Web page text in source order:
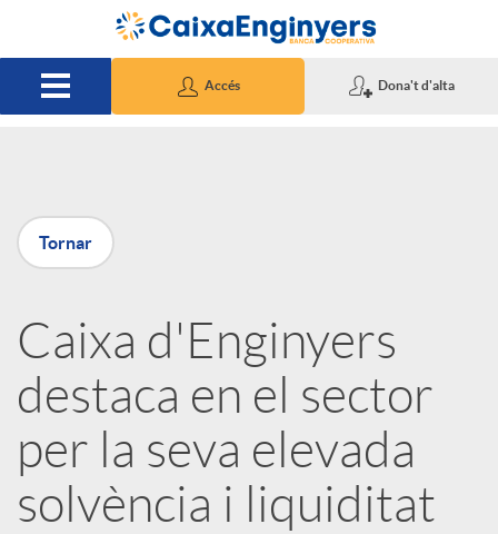
Salta al contingut principal
Accés Dona't d'alta
P
u
b
l
i
Tornar
Caixa d'Enginyers
destaca en el sector
per la seva elevada
solvència i liquiditat